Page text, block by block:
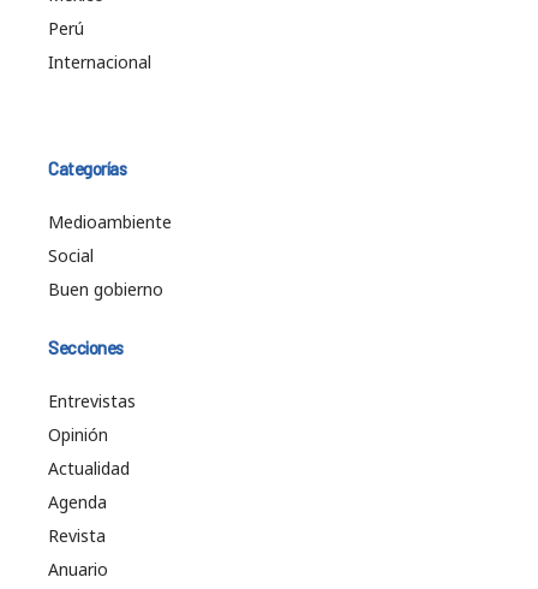
Perú
Internacional
Categorías
Medioambiente
Social
Buen gobierno
Secciones
Entrevistas
Opinión
Actualidad
Agenda
Revista
Anuario